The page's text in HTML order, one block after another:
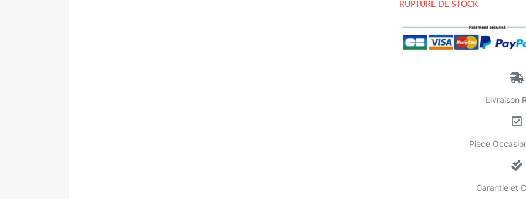
RUPTURE DE STOCK
Livraison
Pièce
Garantie et